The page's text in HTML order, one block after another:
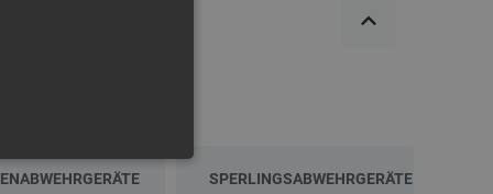
SPERLINGSABWEHRGERÄTE
FUNKTIONALITÄT